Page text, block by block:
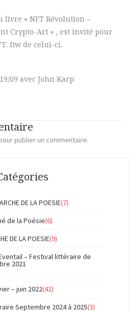
livre « NFT Révolution –
Crypto-Art « , est invité pour
Itw de celui-ci.
09 avec John Karp
publier un commentaire.
DE LA POESIE(7)
de la Poésie(6)
DE LA POESIE(9)
– Festival littéraire de
2021
– juin 2022(42)
Septembre 2024 à 2025(3)